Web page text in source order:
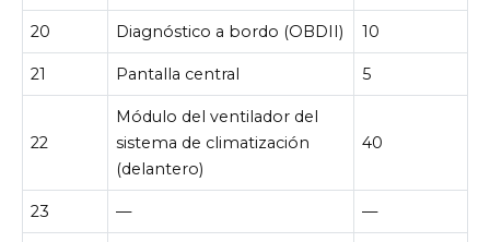
20 Diagnóstico a bordo (OBDII) 10
21 Pantalla central 5
22
Módulo del ventilador del
sistema de climatización
(delantero)
40
23 — —